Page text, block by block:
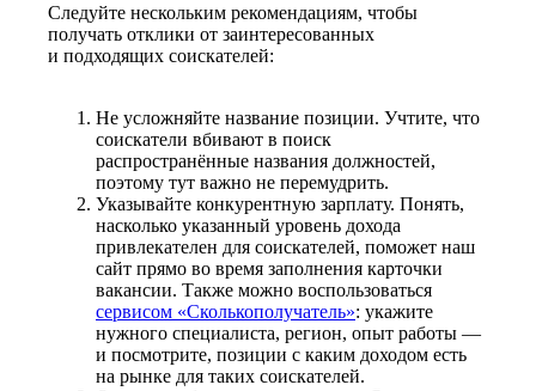
Следуйте нескольким рекомендациям, чтобы
получать отклики от заинтересованных
и подходящих соискателей:
Не усложняйте название позиции. Учтите, что
соискатели вбивают в поиск
распространённые названия должностей,
поэтому тут важно не перемудрить.
Указывайте конкурентную зарплату. Понять,
насколько указанный уровень дохода
привлекателен для соискателей, поможет наш
сайт прямо во время заполнения карточки
вакансии. Также можно воспользоваться
сервисом «Сколькополучатель»: укажите
нужного специалиста, регион, опыт работы —
и посмотрите, позиции с каким доходом есть
на рынке для таких соискателей.